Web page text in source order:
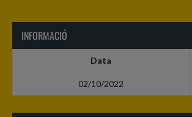
INFORMACIÓ
Data
02/10/2022